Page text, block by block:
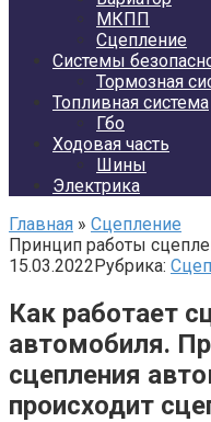
МКПП
Сцепление
Системы
Тормозная
Топливная система
Гбо
Ходовая часть
Шины
Электрика
Главная » Сцепление
Принцип работы
15.03.2022Рубрика:
Как работает
автомобиля.
сцепления
происходит